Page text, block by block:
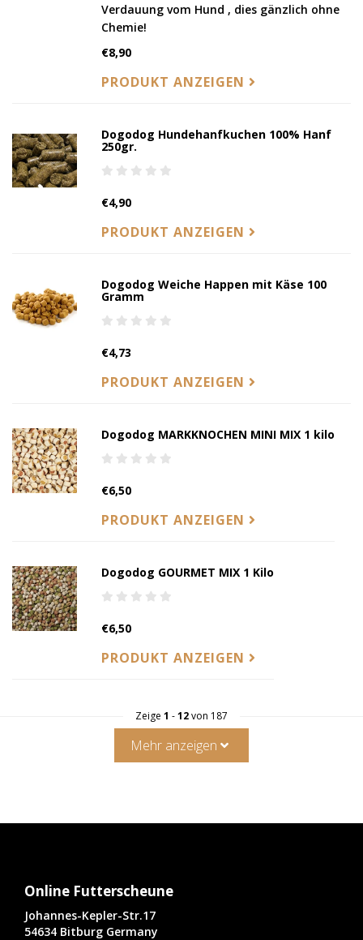
Verdauung vom Hund , dies gänzlich ohne
Chemie!
€8,90
PRODUKT ANZEIGEN
Dogodog Hundehanfkuchen 100% Hanf
250gr.
€4,90
PRODUKT ANZEIGEN
Dogodog Weiche Happen mit Käse 100
Gramm
€4,73
PRODUKT ANZEIGEN
Dogodog MARKKNOCHEN MINI MIX 1 kilo
€6,50
PRODUKT ANZEIGEN
Dogodog GOURMET MIX 1 Kilo
€6,50
PRODUKT ANZEIGEN
Zeige 1 -12von 187
Mehr anzeigen
Online Futterscheune
Johannes-Kepler-Str.17
54634 Bitburg Germany